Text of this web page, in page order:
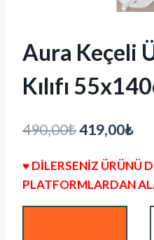
Aura Keçeli
Kılıfı
490,00₺419,00₺
♥ DİLERSENİZ ÜRÜNÜ
PLATFORMLARDAN